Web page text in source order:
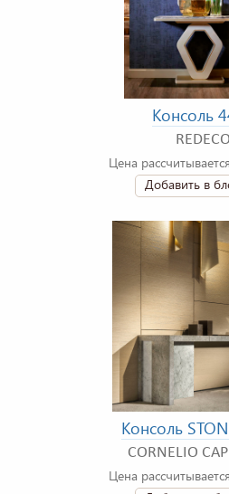
Консоль
REDECO
Цена
Добавить в
Консоль
CORNELIO
Цена